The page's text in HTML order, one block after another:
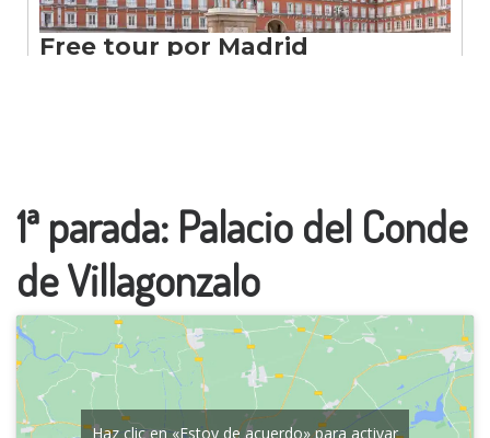
1ª parada: Palacio del Conde
de Villagonzalo
Haz clic en «Estoy de acuerdo» para activar